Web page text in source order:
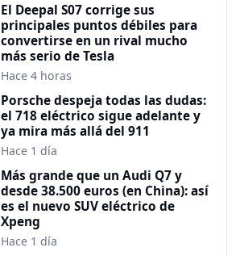
El Deepal S07 corrige sus
principales puntos débiles para
convertirse en un rival mucho
más serio de Tesla
Hace 4 horas
Porsche despeja todas las dudas:
el 718 eléctrico sigue adelante y
ya mira más allá del 911
Hace 1 día
Más grande que un Audi Q7 y
desde 38.500 euros (en China): así
es el nuevo SUV eléctrico de
Xpeng
Hace 1 día